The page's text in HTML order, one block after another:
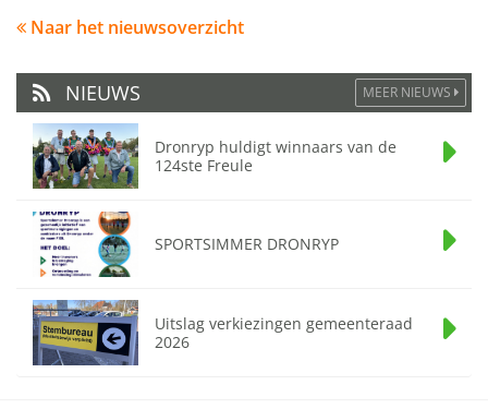
Naar het nieuwsoverzicht
NIEUWS MEER NIEUWS
Dronryp huldigt winnaars van de
124ste Freule
SPORTSIMMER DRONRYP
Uitslag verkiezingen gemeenteraad
2026